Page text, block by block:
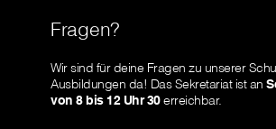
Fragen?
Wir sind für deine Fragen zu unserer
Ausbildungen da! Das Sekretariat ist an
von 8 bis 12 Uhr 30erreichbar.